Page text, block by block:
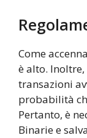
Come
è alto.
transazioni
probabilità
Pertanto, è
Binarie e